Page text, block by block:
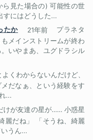
見た場合の) 可能性の世
すにはどうした...
たか
21年前
プラネタ
メインストリームが終わ
いやまあ、ユグドラシル
くわからないんだけど、
だなぁ、という経験をす
...
けが友達の星が…… 小惑星
麗だね」 「そうね、綺麗
うん...